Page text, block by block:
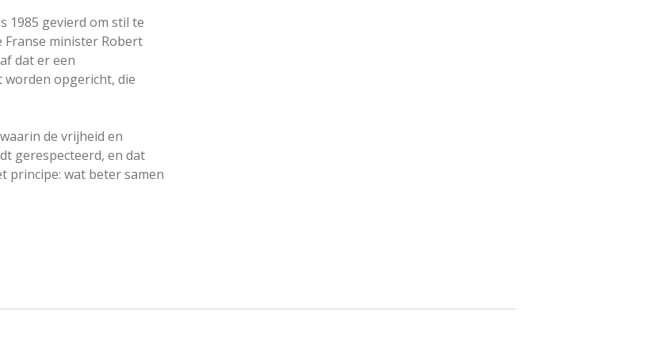
1985 gevierd om stil te
Franse minister Robert
dat er een
opgericht, die
de vrijheid en
gerespecteerd, en dat
principe: wat beter samen